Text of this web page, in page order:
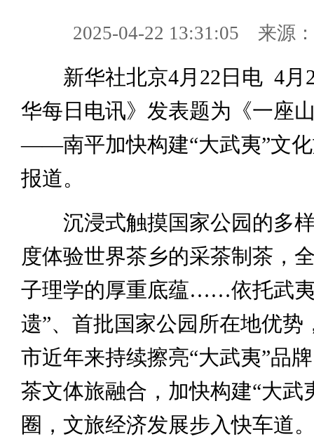
2025-04-22 13:31:05 来源
新华社北京4月22日电 4月
华每日电讯》发表题为《一座
——南平加快构建“大武夷”文
报道。
沉浸式触摸国家公园的多样
度体验世界茶乡的采茶制茶，
子理学的厚重底蕴……依托武
遗”、首批国家公园所在地优势
市近年来持续擦亮“大武夷”品
茶文体旅融合，加快构建“大武
圈，文旅经济发展步入快车道